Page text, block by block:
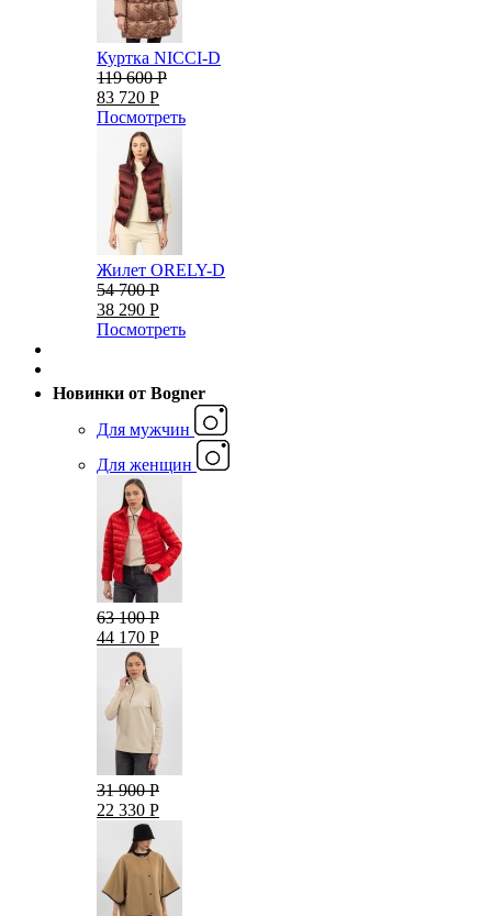
Куртка NICCI-D
119 600 Р
83 720 Р
Посмотреть
Жилет ORELY-D
54 700 Р
38 290 Р
Посмотреть
Новинки от Bogner
Для мужчин
Для женщин
63 100 Р
44 170 Р
31 900 Р
22 330 Р